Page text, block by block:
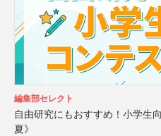
編集部セレクト
自由研究にもおすすめ！小学生
夏》